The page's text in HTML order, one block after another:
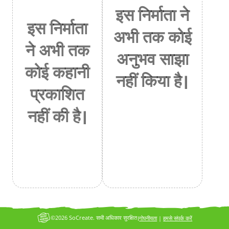
इस निर्माता
ने अभी तक
कोई कहानी
प्रकाशित
नहीं की है।
इस निर्माता ने
अभी तक कोई
अनुभव साझा
नहीं किया है।
गोपनीयता|हमसे संपर्क करें
©2026 SoCreate. सभी अधिकार सुरक्षित।